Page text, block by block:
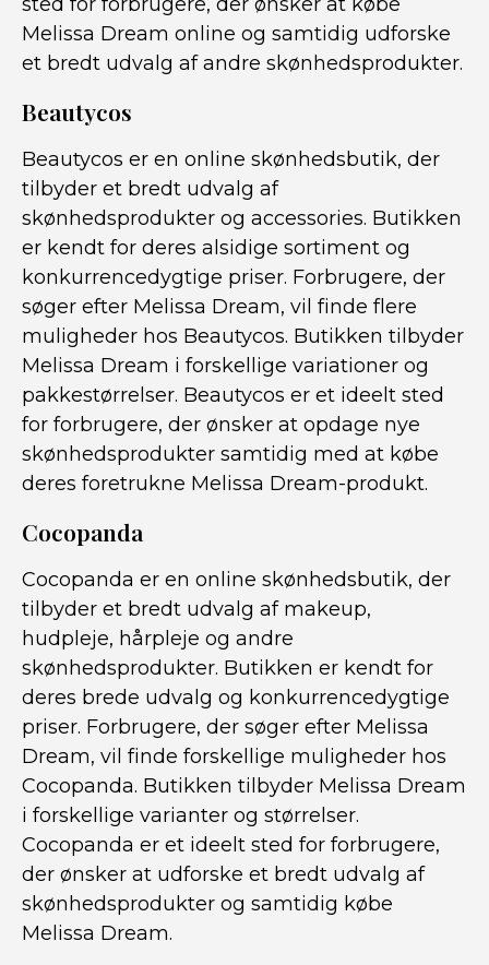
Melissa Dream online og samtidig udforske
et bredt udvalg af andre skønhedsprodukter.
Beautycos
Beautycos er en online skønhedsbutik, der
tilbyder et bredt udvalg af
skønhedsprodukter og accessories. Butikken
er kendt for deres alsidige sortiment og
konkurrencedygtige priser. Forbrugere, der
søger efter Melissa Dream, vil finde flere
muligheder hos Beautycos. Butikken tilbyder
Melissa Dream i forskellige variationer og
pakkestørrelser. Beautycos er et ideelt sted
for forbrugere, der ønsker at opdage nye
skønhedsprodukter samtidig med at købe
deres foretrukne Melissa Dream-produkt.
Cocopanda
Cocopanda er en online skønhedsbutik, der
tilbyder et bredt udvalg af makeup,
hudpleje, hårpleje og andre
skønhedsprodukter. Butikken er kendt for
deres brede udvalg og konkurrencedygtige
priser. Forbrugere, der søger efter Melissa
Dream, vil finde forskellige muligheder hos
Cocopanda. Butikken tilbyder Melissa Dream
i forskellige varianter og størrelser.
Cocopanda er et ideelt sted for forbrugere,
der ønsker at udforske et bredt udvalg af
skønhedsprodukter og samtidig købe
Melissa Dream.